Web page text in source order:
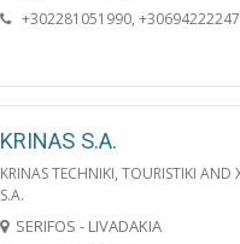
+302281051990,
KRINAS S.A.
KRINAS TECHNIKI, TOURISTIKI AND
S.A.
SERIFOS - LIVADAKIA